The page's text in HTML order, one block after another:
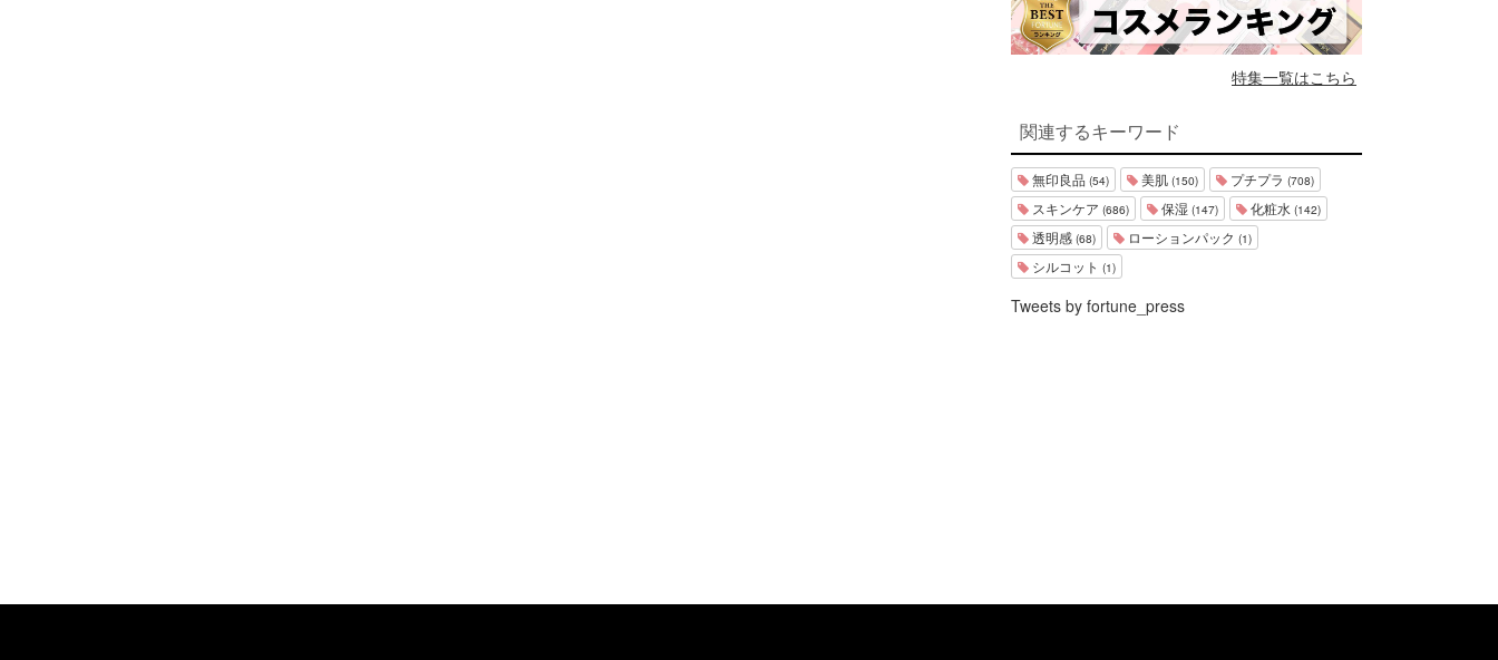
特集一覧はこちら
関連するキーワード
無印良品 (54) 美肌 (150) プチプラ (708)
スキンケア (686) 保湿 (147) 化粧水 (142)
透明感 (68) ローションパック (1)
シルコット (1)
Tweets by fortune_press